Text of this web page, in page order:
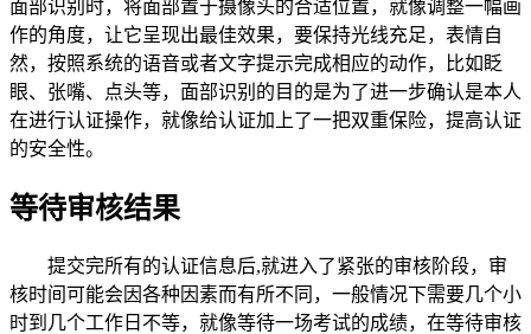
面部识别时，将面部置于摄像头的合适位置，就像调整一幅画
作的角度，让它呈现出最佳效果，要保持光线充足，表情自
然，按照系统的语音或者文字提示完成相应的动作，比如眨
眼、张嘴、点头等，面部识别的目的是为了进一步确认是本人
在进行认证操作，就像给认证加上了一把双重保险，提高认证
的安全性。
等待审核结果
提交完所有的认证信息后,就进入了紧张的审核阶段，审
核时间可能会因各种因素而有所不同，一般情况下需要几个小
时到几个工作日不等，就像等待一场考试的成绩，在等待审核